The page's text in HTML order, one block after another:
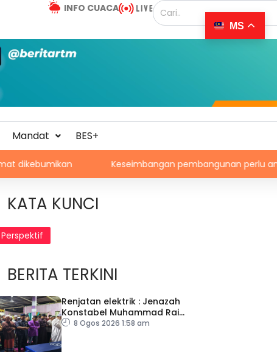
INFO CUACA
Mandat BES+
Keseimbangan pembangunan perlu ambil kira lokasi
KATA KUNCI
Perspektif
BERITA TERKINI
Renjatan elektrik : Jenazah
Konstabel Muhammad Raimi
selamat dikebumikan
8 Ogos 2026 1:58 am
MS